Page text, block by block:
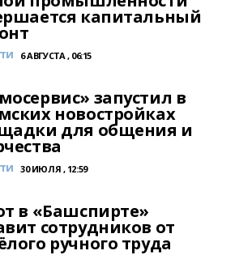
капитальный
6 АВГУСТА , 06:15
запустил в
новостройках
для общения и
30 ИЮЛЯ , 12:59
в «Башспирте»
сотрудников от
ручного труда